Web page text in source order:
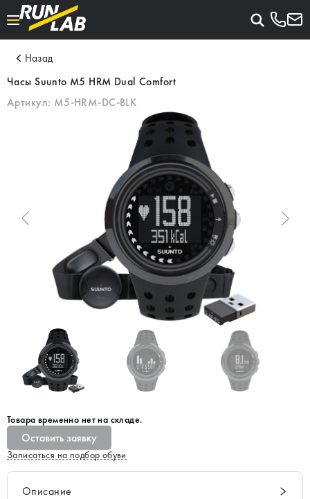
Назад
Часы Suunto M5 HRM Dual Comfort
Артикул: M5-HRM-DC-BLK
Товара временно нет на складе.
Оставить заявку
Записаться на подбор обуви
Описание